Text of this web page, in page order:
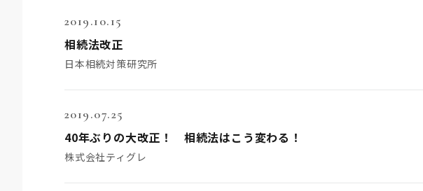
2019.10.15
相続法改正
日本相続対策研究所
2019.07.25
40年ぶりの大改正！ 相続法はこう変わる！
株式会社ティグレ